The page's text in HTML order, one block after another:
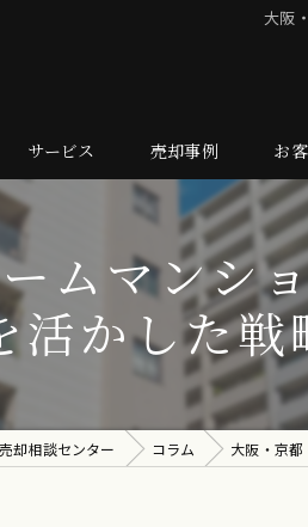
大阪
サービス 売却事例 お
ムマンシ
活かした戦
却相談センター コラム 大阪・京